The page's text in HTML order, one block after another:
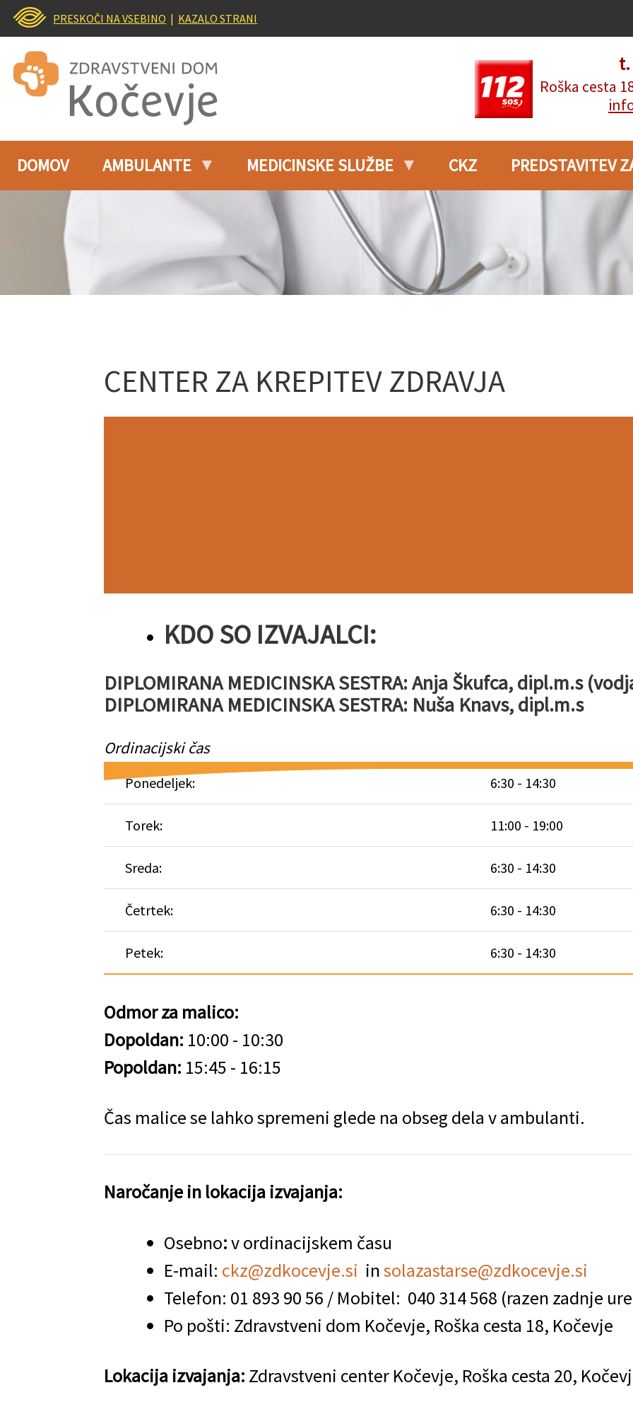
PRESKOČI NA VSEBINO | KAZALO STRANI
t.
Roška cesta
DOMOV AMBULANTE MEDICINSKE SLUŽBE CKZ PREDSTAVITEV
CENTER ZA KREPITEV ZDRAVJA
KDO SO IZVAJALCI:
DIPLOMIRANA MEDICINSKA SESTRA: Anja Škufca, dipl.m.s
DIPLOMIRANA MEDICINSKA SESTRA: Nuša Knavs, dipl.m.s
Ordinacijski čas
Ponedeljek: 6:30 - 14:30
Torek: 11:00 - 19:00
Sreda: 6:30 - 14:30
Četrtek: 6:30 - 14:30
Petek: 6:30 - 14:30
Odmor za malico:
Dopoldan: 10:00 - 10:30
Popoldan: 15:45 - 16:15
Čas malice se lahko spremeni glede na obseg dela v ambulanti.
Naročanje in lokacija izvajanja:
Osebno:v ordinacijskem času
E-mail: ckz@zdkocevje.si insolazastarse@zdkocevje.si
Telefon: 01 893 90 56 / Mobitel: 040 314 568 (razen zadnje
Po pošti: Zdravstveni dom Kočevje, Roška cesta 18, Kočevje
Lokacija izvajanja: Zdravstveni center Kočevje, Roška cesta 20,